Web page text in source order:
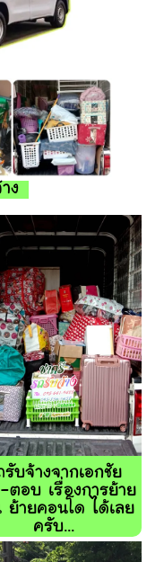
ง
รับจ้างจากเอกชัย
ตอบ เรื่องการย้าย
ย้ายคอนโด ได้เลย
ครับ...